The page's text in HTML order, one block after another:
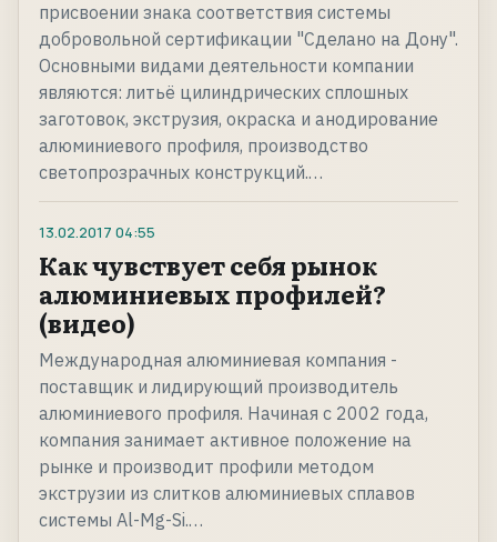
присвоении знака соответствия системы
добровольной сертификации "Сделано на Дону".
Основными видами деятельности компании
являются: литьё цилиндрических сплошных
заготовок, экструзия, окраска и анодирование
алюминиевого профиля, производство
светопрозрачных конструкций.…
13.02.2017 04:55
Как чувствует себя рынок
алюминиевых профилей?
(видео)
Международная алюминиевая компания -
поставщик и лидирующий производитель
алюминиевого профиля. Начиная с 2002 года,
компания занимает активное положение на
рынке и производит профили методом
экструзии из слитков алюминиевых сплавов
системы Al-Mg-Si.…